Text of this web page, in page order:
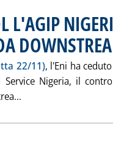
L'AGIP
22/11), l'Eni ha
Nigeria, il